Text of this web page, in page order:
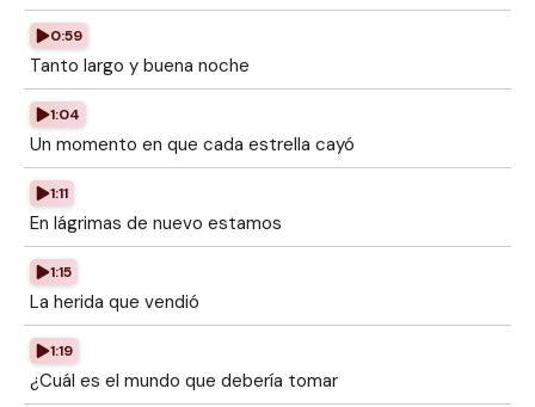
0:59
Tanto largo y buena noche
1:04
Un momento en que cada estrella cayó
1:11
En lágrimas de nuevo estamos
1:15
La herida que vendió
1:19
¿Cuál es el mundo que debería tomar